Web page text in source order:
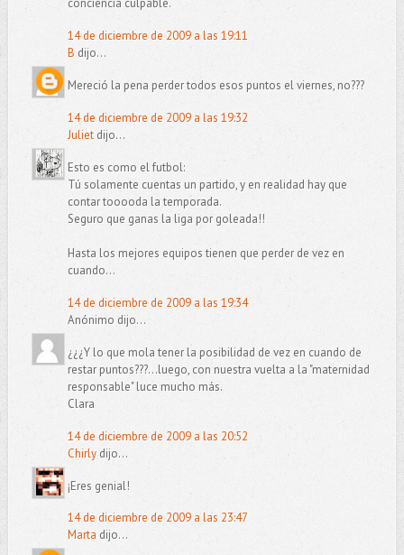
conciencia culpable.
14 de diciembre de 2009 a las 19:11
B dijo...
Mereció la pena perder todos esos puntos el viernes, no???
14 de diciembre de 2009 a las 19:32
Julietdijo...
Esto es como el futbol:
Tú solamente cuentas un partido, y en realidad hay que
contar tooooda la temporada.
Seguro que ganas la liga por goleada!!
Hasta los mejores equipos tienen que perder de vez en
cuando...
14 de diciembre de 2009 a las 19:34
Anónimo dijo...
¿¿¿Y lo que mola tener la posibilidad de vez en cuando de
restar puntos???...luego, con nuestra vuelta a la "maternidad
responsable" luce mucho más.
Clara
14 de diciembre de 2009 a las 20:52
Chirlydijo...
¡Eres genial!
14 de diciembre de 2009 a las 23:47
Marta dijo...